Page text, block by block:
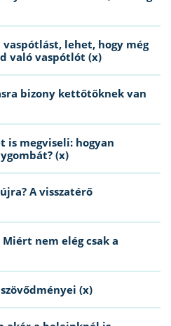
lehet, hogy még
való vaspótlót (x)
bizony kettőtöknek van
is megviseli: hogyan
(x)
A visszatérő
nem elég csak a
(x)